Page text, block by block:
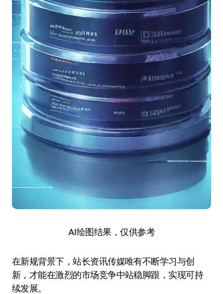
AI绘图结果，仅供参考
在新规背景下，站长资讯传媒唯有不断学习与创
新，才能在激烈的市场竞争中站稳脚跟，实现可持
续发展。